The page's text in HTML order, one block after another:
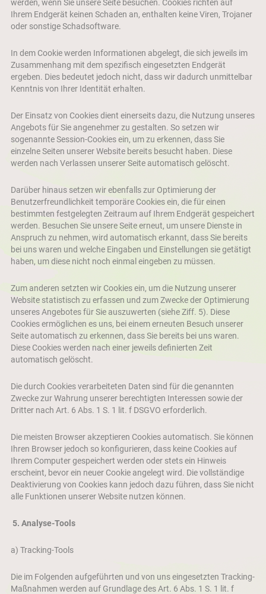
werden, wenn Sie unsere Seite besuchen. Cookies richten auf
Ihrem Endgerät keinen Schaden an, enthalten keine Viren, Trojaner
oder sonstige Schadsoftware.
In dem Cookie werden Informationen abgelegt, die sich jeweils im
Zusammenhang mit dem spezifisch eingesetzten Endgerät
ergeben. Dies bedeutet jedoch nicht, dass wir dadurch unmittelbar
Kenntnis von Ihrer Identität erhalten.
Der Einsatz von Cookies dient einerseits dazu, die Nutzung unseres
Angebots für Sie angenehmer zu gestalten. So setzen wir
sogenannte Session-Cookies ein, um zu erkennen, dass Sie
einzelne Seiten unserer Website bereits besucht haben. Diese
werden nach Verlassen unserer Seite automatisch gelöscht.
Darüber hinaus setzen wir ebenfalls zur Optimierung der
Benutzerfreundlichkeit temporäre Cookies ein, die für einen
bestimmten festgelegten Zeitraum auf Ihrem Endgerät gespeichert
werden. Besuchen Sie unsere Seite erneut, um unsere Dienste in
Anspruch zu nehmen, wird automatisch erkannt, dass Sie bereits
bei uns waren und welche Eingaben und Einstellungen sie getätigt
haben, um diese nicht noch einmal eingeben zu müssen.
Zum anderen setzten wir Cookies ein, um die Nutzung unserer
Website statistisch zu erfassen und zum Zwecke der Optimierung
unseres Angebotes für Sie auszuwerten (siehe Ziff. 5). Diese
Cookies ermöglichen es uns, bei einem erneuten Besuch unserer
Seite automatisch zu erkennen, dass Sie bereits bei uns waren.
Diese Cookies werden nach einer jeweils definierten Zeit
automatisch gelöscht.
Die durch Cookies verarbeiteten Daten sind für die genannten
Zwecke zur Wahrung unserer berechtigten Interessen sowie der
Dritter nach Art. 6 Abs. 1 S. 1 lit. f DSGVO erforderlich.
Die meisten Browser akzeptieren Cookies automatisch. Sie können
Ihren Browser jedoch so konfigurieren, dass keine Cookies auf
Ihrem Computer gespeichert werden oder stets ein Hinweis
erscheint, bevor ein neuer Cookie angelegt wird. Die vollständige
Deaktivierung von Cookies kann jedoch dazu führen, dass Sie nicht
alle Funktionen unserer Website nutzen können.
5. Analyse-Tools
a) Tracking-Tools
Die im Folgenden aufgeführten und von uns eingesetzten Tracking-
Maßnahmen werden auf Grundlage des Art. 6 Abs. 1 S. 1 lit. f